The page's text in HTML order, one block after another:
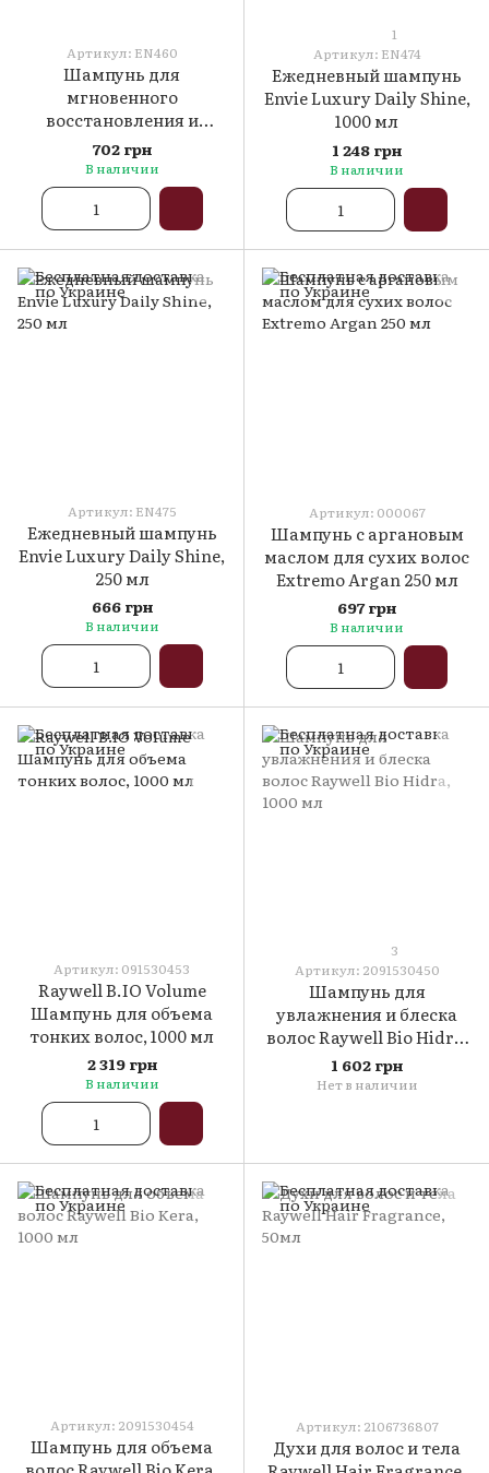
Артикул: EN460
Шампунь для
мгновенного
восстановления и
увлажнения волос Envie
Luxury SOS Express, 250
мл
702 грн
В наличии
1
Артикул: EN474
Ежедневный шампунь
Envie Luxury Daily Shine,
1000 мл
1 248 грн
В наличии
Артикул: EN475
Ежедневный шампунь
Envie Luxury Daily Shine,
250 мл
666 грн
В наличии
Артикул: 000067
Шампунь с аргановым
маслом для сухих волос
Extremo Argan 250 мл
697 грн
В наличии
Артикул: 091530453
Raywell B.IO Volume
Шампунь для объема
тонких волос, 1000 мл
2 319 грн
В наличии
3
Артикул: 2091530450
Шампунь для
увлажнения и блеска
волос Raywell Bio Hidra,
1000 мл
1 602 грн
Нет в наличии
Артикул: 2091530454
Шампунь для объема
Артикул: 2106736807
Духи для волос и тела